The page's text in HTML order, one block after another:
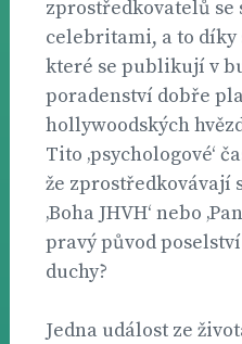
zprostředkovatelů
celebritami, a to díky
které se publikují v
poradenství dobře
hollywoodských
Tito ‚psychologové‘
že zprostředkovávají
‚Boha JHVH‘ nebo
pravý původ
duchy?
Jedna událost ze